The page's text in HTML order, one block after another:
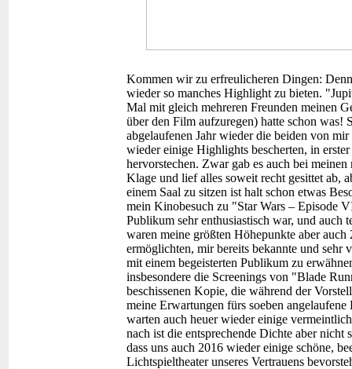
Kommen wir zu erfreulicheren Dingen:
wieder so manches Highlight zu bieten.
Mal mit gleich mehreren Freunden meinen
über den Film aufzuregen) hatte schon was!
abgelaufenen Jahr wieder die beiden von
wieder einige Highlights bescherten, in
hervorstechen. Zwar gab es auch bei
Klage und lief alles soweit recht gesittet ab,
einem Saal zu sitzen ist halt schon etwas
mein Kinobesuch zu "Star Wars – Episode
Publikum sehr enthusiastisch war, und auch
waren meine größten Höhepunkte aber
ermöglichten, mir bereits bekannte und
mit einem begeisterten Publikum zu
insbesondere die Screenings von "Blade
beschissenen Kopie, die während der
meine Erwartungen fürs soeben
warten auch heuer wieder einige
nach ist die entsprechende Dichte aber
dass uns auch 2016 wieder einige schöne,
Lichtspieltheater unseres Vertrauens